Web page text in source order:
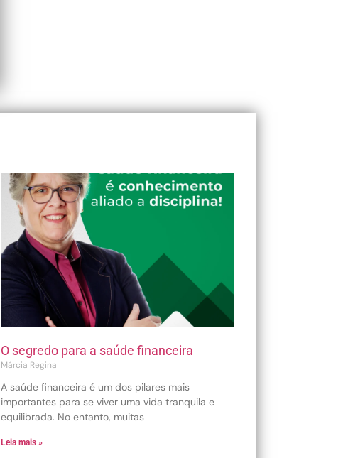
O segredo para a saúde financeira
Márcia Regina
A saúde financeira é um dos pilares mais
importantes para se viver uma vida tranquila e
equilibrada. No entanto, muitas
Leia mais »